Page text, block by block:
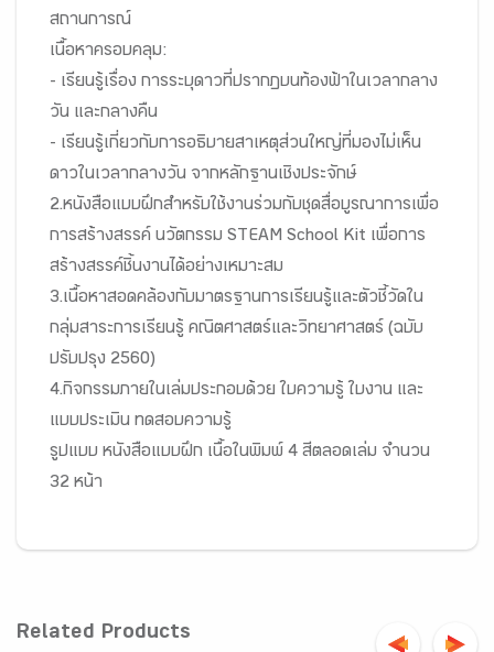
สถานการณ์
เนื้อหาครอบคลุม:
- เรียนรู้เรื่อง การระบุดาวที่ปรากฏบนท้องฟ้าในเวลากลาง
วัน และกลางคืน
- เรียนรู้เกี่ยวกับการอธิบายสาเหตุส่วนใหญ่ที่มองไม่เห็น
ดาวในเวลากลางวัน จากหลักฐานเชิงประจักษ์
2.หนังสือแบบฝึกสำหรับใช้งานร่วมกับชุดสื่อบูรณาการเพื่อ
การสร้างสรรค์ นวัตกรรม STEAM School Kit เพื่อการ
สร้างสรรค์ชิ้นงานได้อย่างเหมาะสม
3.เนื้อหาสอดคล้องกับมาตรฐานการเรียนรู้และตัวชี้วัดใน
กลุ่มสาระการเรียนรู้ คณิตศาสตร์และวิทยาศาสตร์ (ฉบับ
ปรับปรุง 2560)
4.กิจกรรมภายในเล่มประกอบด้วย ใบความรู้ ใบงาน และ
แบบประเมิน ทดสอบความรู้
รูปแบบ หนังสือแบบฝึก เนื้อในพิมพ์ 4 สีตลอดเล่ม จำนวน
32 หน้า
Related Products